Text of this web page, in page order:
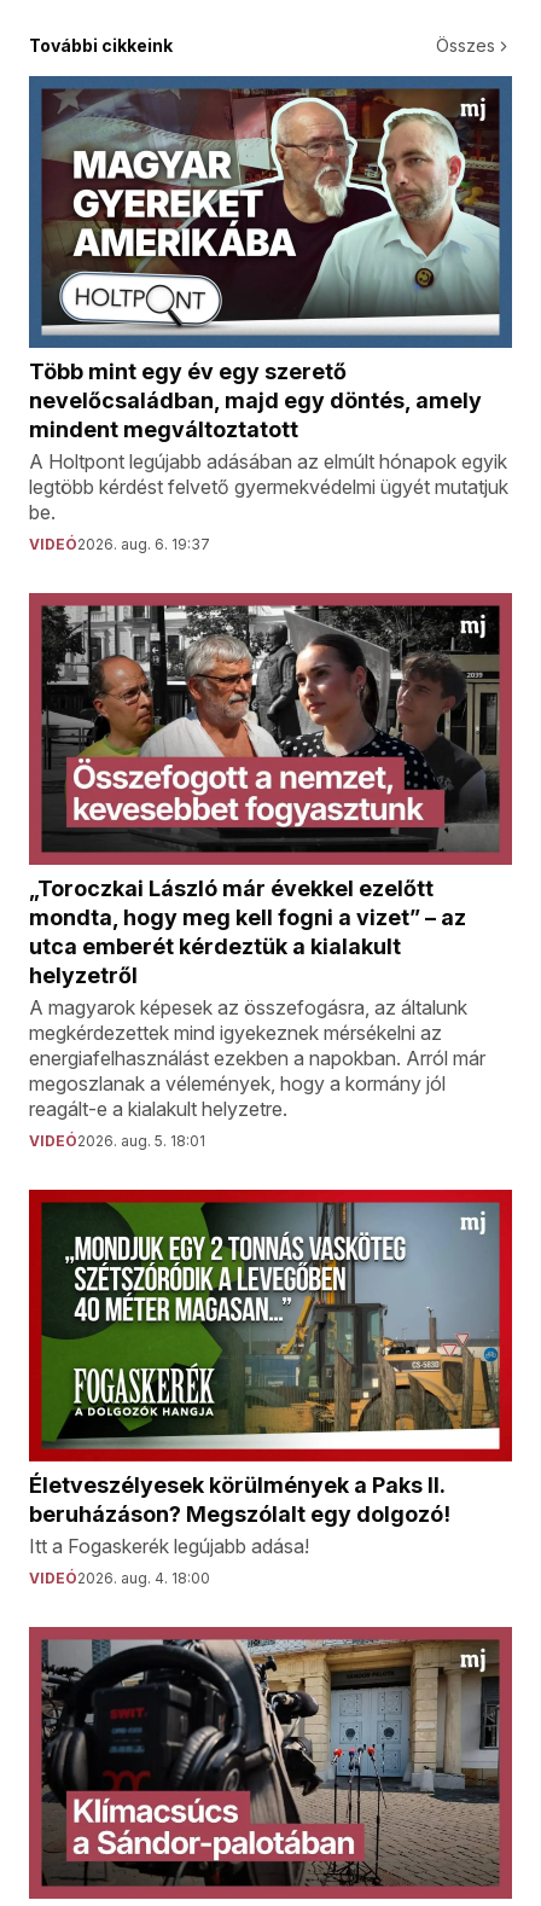
További cikkeink Összes
Több mint egy év egy szerető
nevelőcsaládban, majd egy döntés, amely
mindent megváltoztatott
A Holtpont legújabb adásában az elmúlt hónapok egyik
legtöbb kérdést felvető gyermekvédelmi ügyét mutatjuk
be.
VIDEÓ2026. aug. 6. 19:37
„Toroczkai László már évekkel ezelőtt
mondta, hogy meg kell fogni a vizet” – az
utca emberét kérdeztük a kialakult
helyzetről
A magyarok képesek az összefogásra, az általunk
megkérdezettek mind igyekeznek mérsékelni az
energiafelhasználást ezekben a napokban. Arról már
megoszlanak a vélemények, hogy a kormány jól
reagált-e a kialakult helyzetre.
VIDEÓ2026. aug. 5. 18:01
Életveszélyesek körülmények a Paks II.
beruházáson? Megszólalt egy dolgozó!
Itt a Fogaskerék legújabb adása!
VIDEÓ2026. aug. 4. 18:00